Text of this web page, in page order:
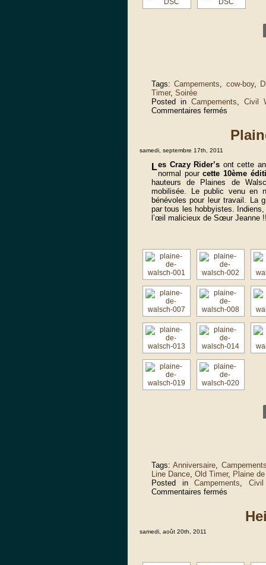
Tags:Campements, cow-boy,
Timer, Soirée
Posted inCampements,Civil
Commentaires fermés
2012
samedi, septembre 17th, 2011
Les Crazy Rider’s ont cette
normal pourcette 10ème
hauteurs de Plaines de
mobilisée. Le public venu en
bénévoles pour leur travail. La
par tous les hobbyistes.
l’œil malicieux de Sœur Jeanne
Tags:Anniversaire,
Line Dance, Old Timer, Plaine
Posted inCampements,
Commentaires fermés
Walsch
samedi, août 20th, 2011